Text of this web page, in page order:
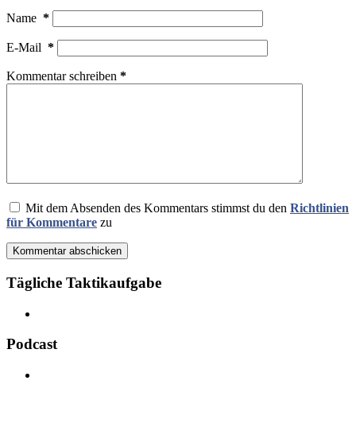
Name *
E-Mail *
Kommentar schreiben *
Mit dem Absenden des Kommentars stimmst du den Richtlinien
für Kommentare zu
Kommentar abschicken
Tägliche Taktikaufgabe
Podcast